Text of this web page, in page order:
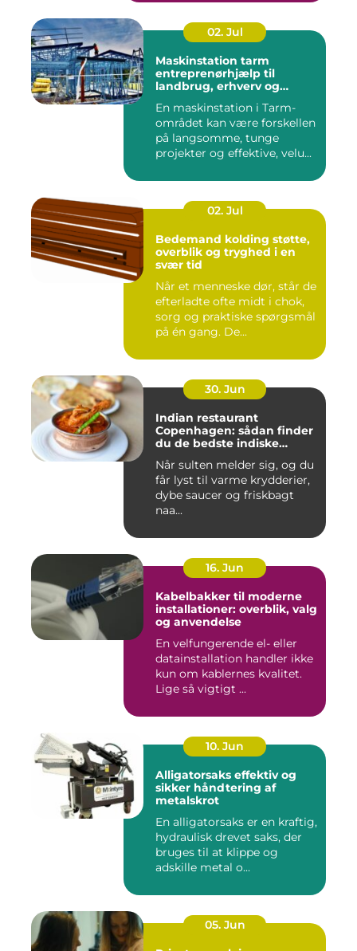
02. Jul
Maskinstation tarm
entreprenørhjælp til
landbrug, erhverv og
En maskinstation i Tarm-
området kan være forskellen
på langsomme, tunge
projekter og effektive, velu...
02. Jul
Bedemand kolding støtte,
overblik og tryghed i en
svær tid
Når et menneske dør, står de
efterladte ofte midt i chok,
sorg og praktiske spørgsmål
på én gang. De...
30. Jun
Indian restaurant
Copenhagen: sådan finder
du de bedste indiske
Når sulten melder sig, og du
får lyst til varme krydderier,
dybe saucer og friskbagt
naa...
16. Jun
Kabelbakker til moderne
installationer: overblik, valg
og anvendelse
En velfungerende el- eller
datainstallation handler ikke
kun om kablernes kvalitet.
Lige så vigtigt ...
10. Jun
Alligatorsaks effektiv og
sikker håndtering af
metalskrot
En alligatorsaks er en kraftig,
hydraulisk drevet saks, der
bruges til at klippe og
adskille metal o...
05. Jun